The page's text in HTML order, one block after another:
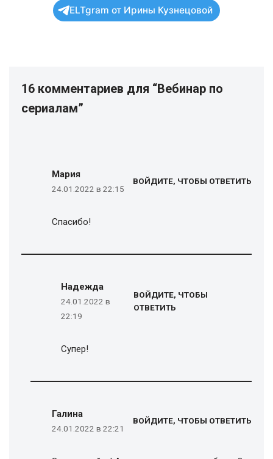
ELTgram от Ирины Кузнецовой
16 комментариев для “Вебинар по
сериалам”
Мария
24.01.2022 в 22:15
ВОЙДИТЕ, ЧТОБЫ ОТВЕТИТЬ
Спасибо!
Надежда
24.01.2022 в
22:19
ВОЙДИТЕ, ЧТОБЫ
ОТВЕТИТЬ
Супер!
Галина
24.01.2022 в 22:21
ВОЙДИТЕ, ЧТОБЫ ОТВЕТИТЬ